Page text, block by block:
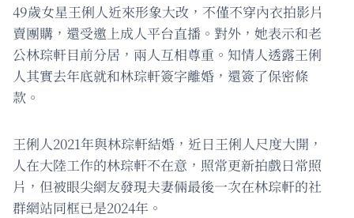
49歲女星王俐人近來形象大改，不僅不穿內衣拍影片
賣團購，還受邀上成人平台直播。對外，她表示和老
公林琮軒目前分居，兩人互相尊重。知情人透露王俐
人其實去年底就和林琮軒簽字離婚，還簽了保密條
款。
王俐人2021年與林琮軒結婚，近日王俐人尺度大開，
人在大陸工作的林琮軒不在意，照常更新拍戲日常照
片，但被眼尖網友發現夫妻倆最後一次在林琮軒的社
群網站同框已是2024年。